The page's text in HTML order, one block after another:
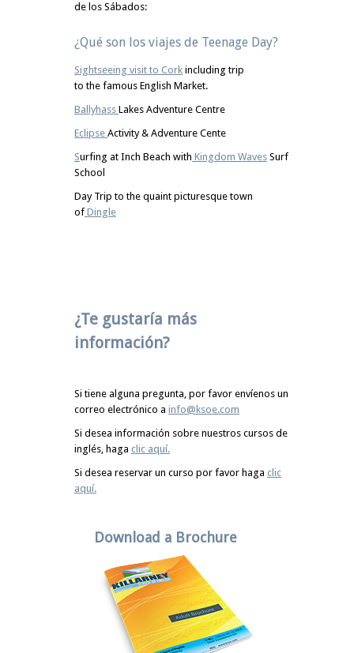
de los Sábados:
¿Qué son los viajes de Teenage Day?
Sightseeing visit to Cork including trip
to the famous English Market.
Ballyhass Lakes Adventure Centre
Eclipse Activity & Adventure Cente
Surfing at Inch Beach with Kingdom Waves Surf
School
Day Trip to the quaint picturesque town
of Dingle
¿Te gustaría más
información?
Si tiene alguna pregunta, por favor envíenos un
correo electrónico a info@ksoe.com
Si desea información sobre nuestros cursos de
inglés, haga clic aquí.
Si desea reservar un curso por favor haga clic
aquí.
Download a Brochure